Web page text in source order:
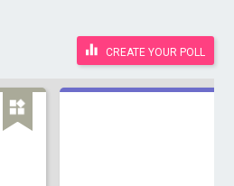
CREATE YOUR POLL